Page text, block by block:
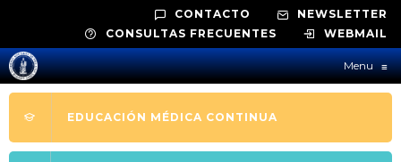
CONTACTO
NEWSLETTER
CONSULTAS FRECUENTES
WEBMAIL
Menu≡
EDUCACIÓN MÉDICA CONTINUA